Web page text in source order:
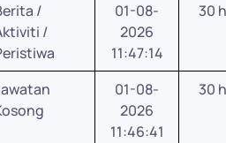
/
/
01-08-
2026
11:47:14
30
01-08-
2026
11:46:41
30